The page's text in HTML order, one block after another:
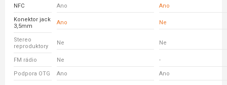
NFC Ano Ano
Konektor jack
3,5mm
Ano Ne
Stereo
reproduktory
Ne Ne
FM rádio Ne -
Podpora OTG Ano Ano